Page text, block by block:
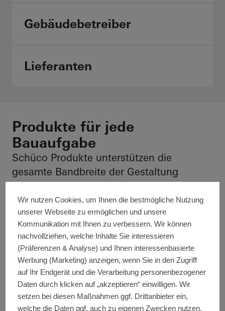
Gebäudebetreiber
Lieferanten
Produkte für jede
Bauaufgabe
Schüco Produkte unterstützen die
gesamte Bandbreite der Gestaltung
moderner Gebäudehüllen und
ermöglichen die Umsetzung komplexer
technischer Anforderungen aus einem
Guss. Systembasiert oder als individuelle
Sonderkonstruktion.
Wir nutzen Cookies, um Ihnen die bestmögliche Nutzung
unserer Webseite zu ermöglichen und unsere
Kommunikation mit Ihnen zu verbessern. Wir können
nachvollziehen, welche Inhalte Sie interessieren
(Präferenzen & Analyse) und Ihnen interessenbasierte
Werbung (Marketing) anzeigen, wenn Sie in den Zugriff
auf Ihr Endgerät und die Verarbeitung personenbezogener
Daten durch klicken auf „akzeptieren“ einwilligen. Wir
setzen bei diesen Maßnahmen ggf. Drittanbieter ein,
welche die Daten ggf. auch zu eigenen Zwecken nutzen.